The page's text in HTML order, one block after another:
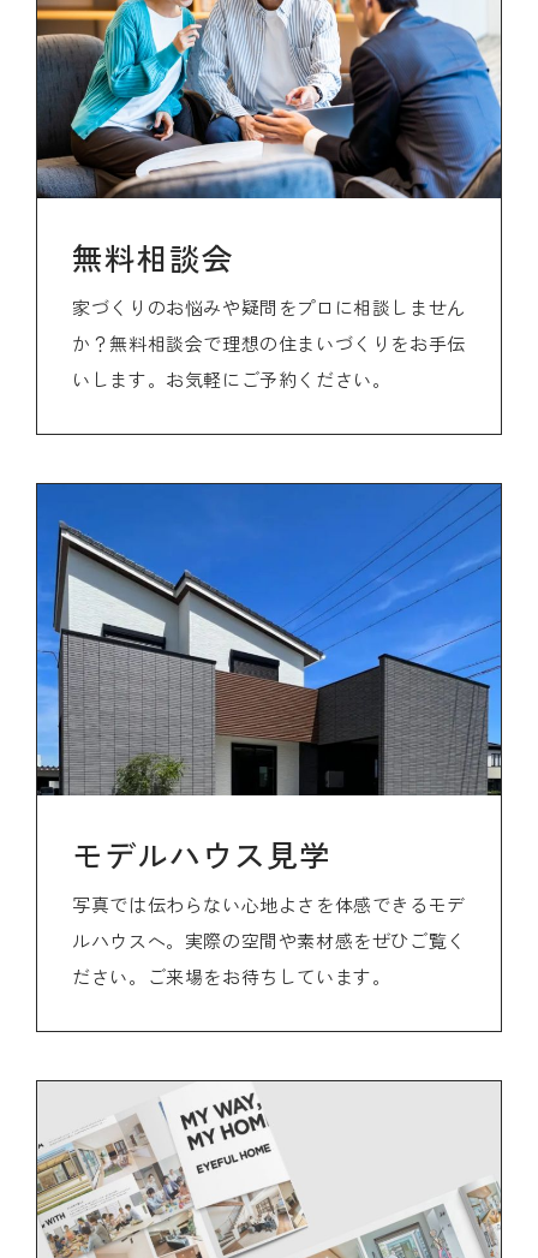
無料相談会
家づくりのお悩みや疑問をプロに相談しません
か？無料相談会で理想の住まいづくりをお手伝
いします。お気軽にご予約ください。
モデルハウス見学
写真では伝わらない心地よさを体感できるモデ
ルハウスへ。実際の空間や素材感をぜひご覧く
ださい。ご来場をお待ちしています。